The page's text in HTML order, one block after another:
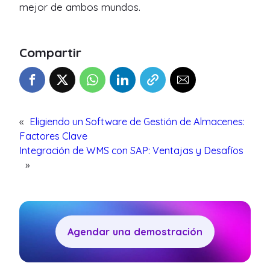
mejor de ambos mundos.
Compartir
« Eligiendo un Software de Gestión de Almacenes:
Factores Clave
Integración de WMS con SAP: Ventajas y Desafíos
»
Agendar una demostración